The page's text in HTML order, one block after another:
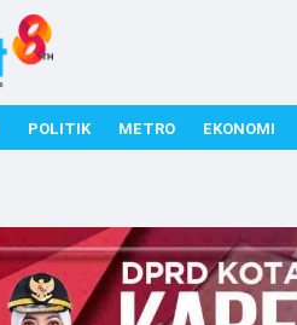
POLITIK METRO EKONOMI